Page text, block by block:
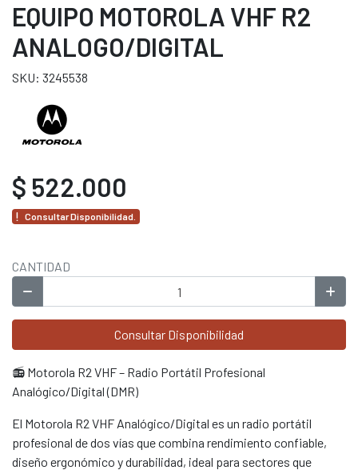
EQUIPO MOTOROLA VHF R2
ANALOGO/DIGITAL
SKU: 3245538
$ 522.000
Consultar Disponibilidad.
CANTIDAD
Consultar Disponibilidad
📻 Motorola R2 VHF – Radio Portátil Profesional
Analógico/Digital (DMR)
El Motorola R2 VHF Analógico/Digital es un radio portátil
profesional de dos vías que combina rendimiento confiable,
diseño ergonómico y durabilidad, ideal para sectores que